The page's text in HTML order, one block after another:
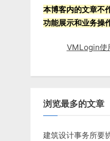
本博客内的文章不
功能展示和业务操
VMLogin使
浏览最多的文章
建筑设计事务所要